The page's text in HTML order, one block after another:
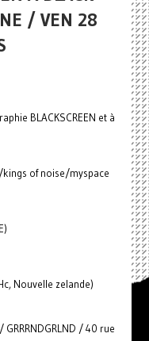
/ VEN 28
BLACKSCREEN et à
of noise/myspace
Nouvelle zelande)
/ 40 rue